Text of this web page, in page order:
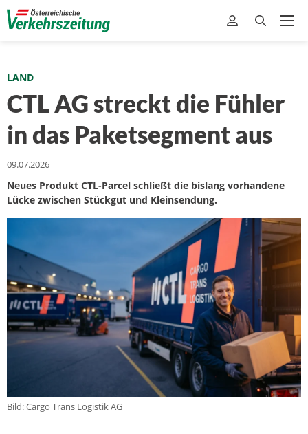
LAND
CTL AG streckt die Fühler
in das Paketsegment aus
09.07.2026
Neues Produkt CTL-Parcel schließt die bislang vorhandene
Lücke zwischen Stückgut und Kleinsendung.
Bild: Cargo Trans Logistik AG